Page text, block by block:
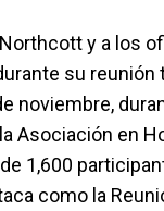
y a los
su reunión
noviembre,
Asociación en
1,600
como la